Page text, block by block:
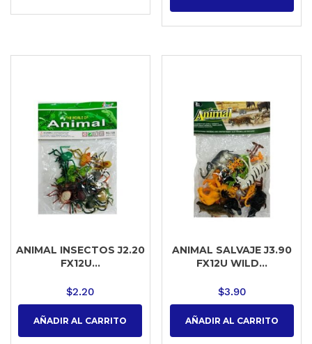
ANIMAL INSECTOS J2.20
FX12U...
$2.20
AÑADIR AL CARRITO
ANIMAL SALVAJE J3.90
FX12U WILD...
$3.90
AÑADIR AL CARRITO